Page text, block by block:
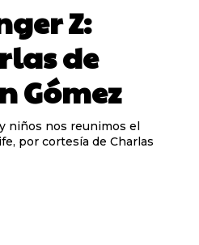
Z:
de
Gómez
por cortesía de Charlas